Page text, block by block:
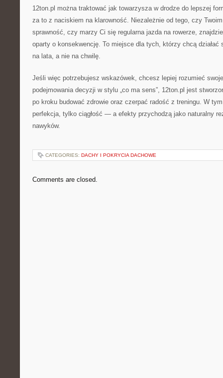
12ton.pl można traktować jak towarzysza w drodze do lepszej
za to z naciskiem na klarowność. Niezależnie od tego, czy
sprawność, czy marzy Ci się regularna jazda na rowerze,
oparty o konsekwencję. To miejsce dla tych, którzy chcą działać
na lata, a nie na chwilę.
Jeśli więc potrzebujesz wskazówek, chcesz lepiej rozumieć
podejmowania decyzji w stylu „co ma sens”, 12ton.pl jest
po kroku budować zdrowie oraz czerpać radość z treningu. W
perfekcja, tylko ciągłość — a efekty przychodzą jako naturalny
nawyków.
CATEGORIES: DACHY I POKRYCIA DACHOWE
Comments are closed.